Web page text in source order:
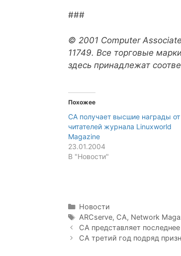
###
© 2001 Computer
11749. Все торговые
здесь принадлежат
Похожее
CA получает высшие награды от
читателей журнала Linuxworld
Magazine
23.01.2004
В "Новости"
Рубрики
Новости
Метки
ARCserve, CA, Network
Навигация
записи
CA представляет
CA третий год подряд